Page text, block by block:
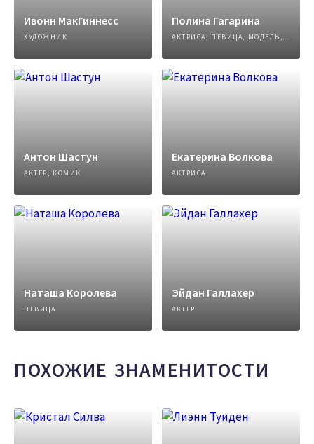
Ивонн МакГиннесс
ХУДОЖНИК
Полина Гагарина
АКТРИСА, ПЕВИЦА, МОДЕЛЬ, АВТОР ПЕСЕН
Антон Шастун
АКТЕР, КОМИК
Екатерина Волкова
АКТРИСА
Наташа Королева
ПЕВИЦА
Эйдан Галлахер
АКТЕР
ПОХОЖИЕ ЗНАМЕНИТОСТИ